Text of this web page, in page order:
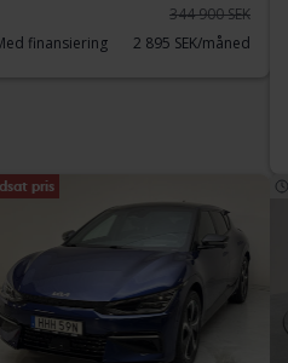
344 900 SEK
finansiering
2 895 SEK/måned
pris